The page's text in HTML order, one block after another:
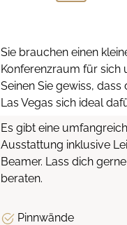
Sie brauchen einen
Konferenzraum für sich
Seinen Sie gewiss, dass
Las Vegas sich ideal
Es gibt eine
Ausstattung inklusive
Beamer. Lass dich
beraten.
Pinnwände